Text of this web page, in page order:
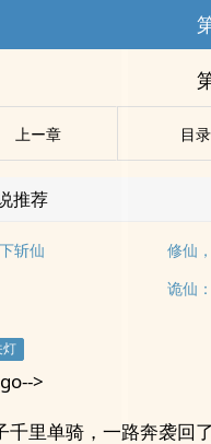
上ー章 目录
推荐
斩仙 修仙
诡仙
>
千里单骑，一路奔袭回了